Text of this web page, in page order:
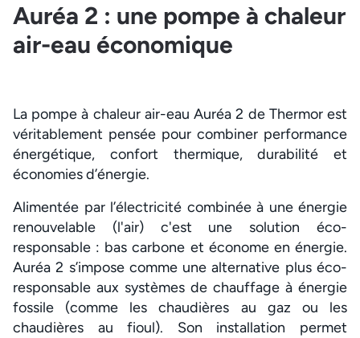
Auréa 2 : une pompe à chaleur
air-eau économique
La pompe à chaleur air-eau Auréa 2 de Thermor est
véritablement pensée pour combiner performance
énergétique, confort thermique, durabilité et
économies d’énergie.
Alimentée par l’électricité combinée à une énergie
renouvelable (l'air) c'est une solution éco-
responsable : bas carbone et économe en énergie.
Auréa 2 s’impose comme une alternative plus éco-
responsable aux systèmes de chauffage à énergie
fossile (comme les chaudières au gaz ou les
chaudières au fioul). Son installation permet